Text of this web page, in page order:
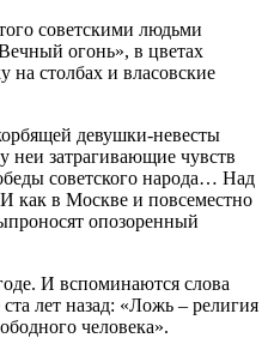
советскими людьми
огонь», в цветах
столбах и власовские
девушки-невесты
неи затрагивающие чувств
советского народа… Над
как в Москве и повсеместно
опозоренный
И вспоминаются слова
лет назад: «Ложь – религия
человека».